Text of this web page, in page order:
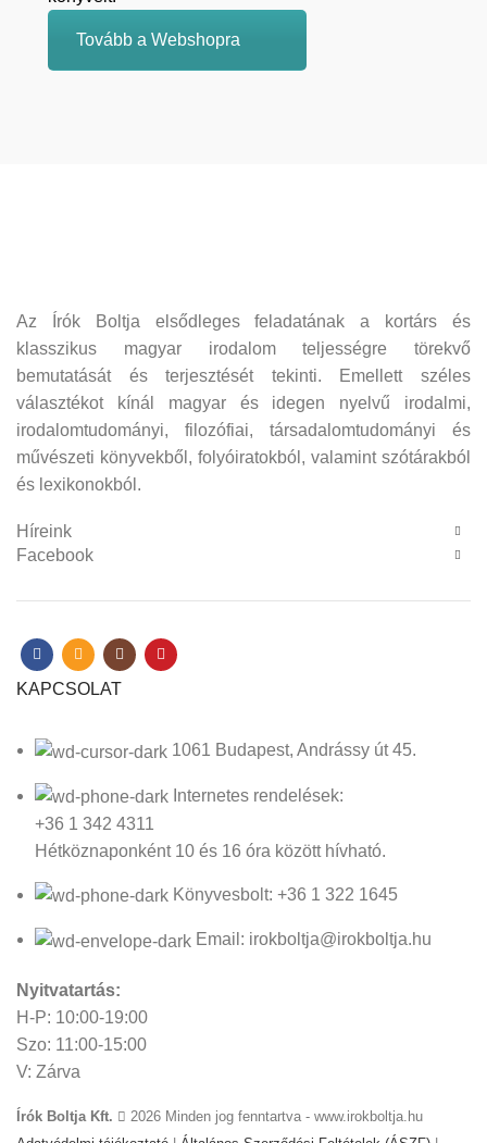
Tovább a Webshopra
Az Írók Boltja elsődleges feladatának a kortárs és
klasszikus magyar irodalom teljességre törekvő
bemutatását és terjesztését tekinti. Emellett széles
választékot kínál magyar és idegen nyelvű irodalmi,
irodalomtudományi, filozófiai, társadalomtudományi és
művészeti könyvekből, folyóiratokból, valamint szótárakból
és lexikonokból.
Híreink
Facebook
KAPCSOLAT
1061 Budapest, Andrássy út 45.
Internetes rendelések:
+36 1 342 4311
Hétköznaponként 10 és 16 óra között hívható.
Könyvesbolt: +36 1 322 1645
Email: irokboltja@irokboltja.hu
Nyitvatartás:
H-P: 10:00-19:00
Szo: 11:00-15:00
V: Zárva
Írók Boltja Kft.
2026 Minden jog fenntartva - www.irokboltja.hu